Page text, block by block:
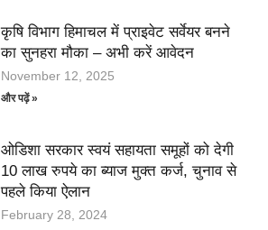
कृषि विभाग हिमाचल में प्राइवेट सर्वेयर बनने
का सुनहरा मौका – अभी करें आवेदन
November 12, 2025
और पढ़ें »
ओडिशा सरकार स्वयं सहायता समूहों को देगी
10 लाख रुपये का ब्याज मुक्त कर्ज, चुनाव से
पहले किया ऐलान
February 28, 2024